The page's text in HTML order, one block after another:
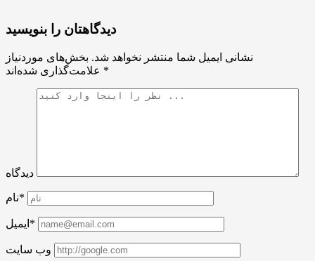
دیدگاهتان را بنویسید
نشانی ایمیل شما منتشر نخواهد شد. بخش‌های موردنیاز
*
دیدگاه
نام*
ایمیل*
وب سایت